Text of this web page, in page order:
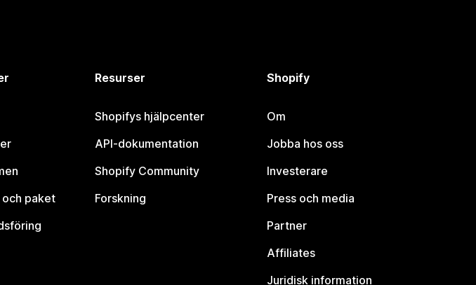
paket
Resurser
Shopifys hjälpcenter
API-dokumentation
Shopify Community
Forskning
Shopify
Om
Jobba hos oss
Investerare
Press och media
Partner
Affiliates
Juridisk information